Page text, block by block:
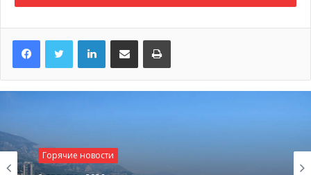
польского консула,Паскаль Дориак(Pascal Dauriac),
признался, что Яновски попросил его нанять людей для
того, чтобы «ликвидировать старушку». В июне 2014
Однако позднее, адвокат Яновски опроверг полученное
признание, объяснив, что его клиент, будучи
LinkedInПоделиться по электронной почте Распечатать
Горячие новости